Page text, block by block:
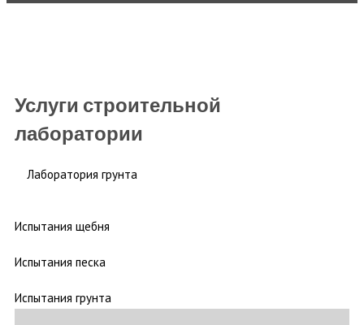
Услуги строительной
лаборатории
Лаборатория грунта
Испытания щебня
Испытания песка
Испытания грунта